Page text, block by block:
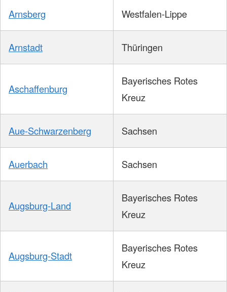
Arnsberg Westfalen-Lippe
Arnstadt Thüringen
Aschaffenburg
Bayerisches Rotes
Kreuz
Aue-Schwarzenberg Sachsen
Auerbach Sachsen
Augsburg-Land
Bayerisches Rotes
Kreuz
Augsburg-Stadt
Bayerisches Rotes
Kreuz